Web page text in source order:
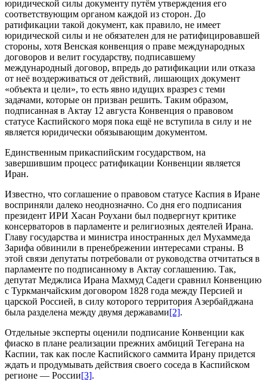
юридической силы документу путём утверждения его
соответствующим органом каждой из сторон. До
ратификации такой документ, как правило, не имеет
юридической силы и не обязателен для не ратифицировавшей
стороны, хотя Венская конвенция о праве международных
договоров и велит государству, подписавшему
международный договор, впредь до ратификации или отказа
от неё воздерживаться от действий, лишающих документ
«объекта и цели», то есть явно идущих вразрез с теми
задачами, которые он призван решить. Таким образом,
подписанная в Актау 12 августа Конвенция о правовом
статусе Каспийского моря пока ещё не вступила в силу и не
является юридически обязывающим документом.
Единственным прикаспийским государством, на
завершившим процесс ратификации Конвенции является
Иран.
Известно, что соглашение о правовом статусе Каспия в Иране
восприняли далеко неоднозначно. Со дня его подписания
президент ИРИ Хасан Роухани был подвергнут критике
консерваторов в парламенте и религиозных деятелей Ирана.
Главу государства и министра иностранных дел Мухаммеда
Зарифа обвинили в пренебрежении интересами страны. В
этой связи депутаты потребовали от руководства отчитаться в
парламенте по подписанному в Актау соглашению. Так,
депутат Меджлиса Ирана Махмуд Садеги сравнил Конвенцию
с Туркманчайским договором 1828 года между Персией и
царской Россией, в силу которого территория Азербайджана
была разделена между двумя державами[2].
Отдельные эксперты оценили подписание Конвенции как
фиаско в плане реализации прежних амбиций Тегерана на
Каспии, так как после Каспийского саммита Ирану придется
ждать и продумывать действия своего соседа в Каспийском
регионе — России[3].